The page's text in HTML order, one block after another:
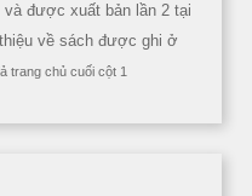
được xuất bản lần 2 tại
về sách được ghi ở
trang chủ cuối cột 1